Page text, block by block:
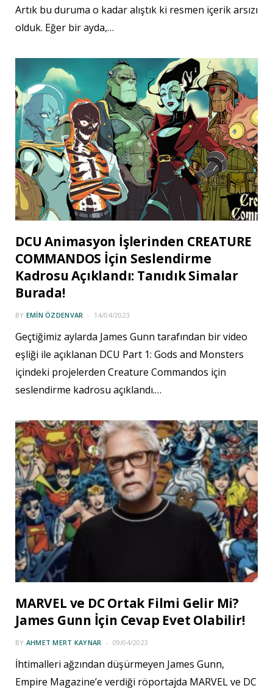
Artık bu duruma o kadar alıştık ki resmen içerik arsızı
olduk. Eğer bir ayda,…
DCU Animasyon İşlerinden CREATURE
COMMANDOS İçin Seslendirme
Kadrosu Açıklandı: Tanıdık Simalar
Burada!
BY EMIN ÖZDENVAR 14/04/2023
Geçtiğimiz aylarda James Gunn tarafından bir video
eşliği ile açıklanan DCU Part 1: Gods and Monsters
içindeki projelerden Creature Commandos için
seslendirme kadrosu açıklandı.…
MARVEL ve DC Ortak Filmi Gelir Mi?
James Gunn İçin Cevap Evet Olabilir!
BY AHMET MERT KAYNAR 09/04/2023
İhtimalleri ağzından düşürmeyen James Gunn,
Empire Magazine’e verdiği röportajda MARVEL ve DC